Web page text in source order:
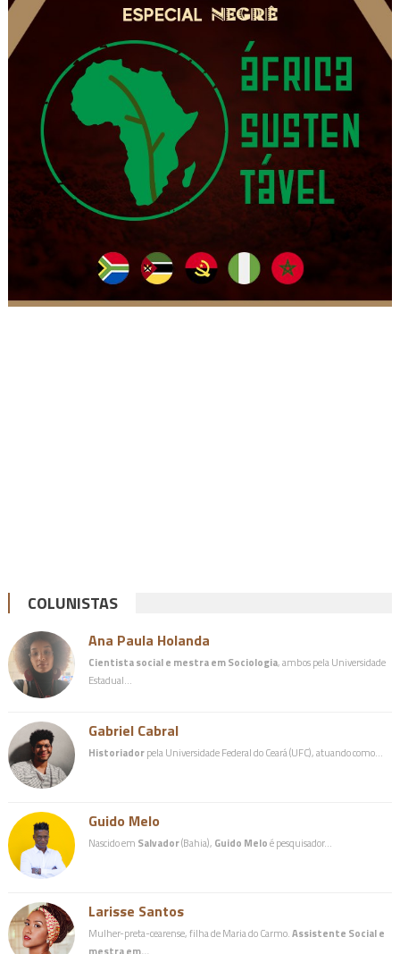
COLUNISTAS
Ana Paula Holanda
Cientista social e mestra em Sociologia, ambos pela Universidade
Estadual…
Gabriel Cabral
Historiadorpela Universidade Federal do Ceará (UFC), atuando como…
Guido Melo
Nascido em Salvador(Bahia), Guido Meloé pesquisador…
Larisse Santos
Mulher-preta-cearense, filha de Maria do Carmo.Assistente Social e
mestra em…